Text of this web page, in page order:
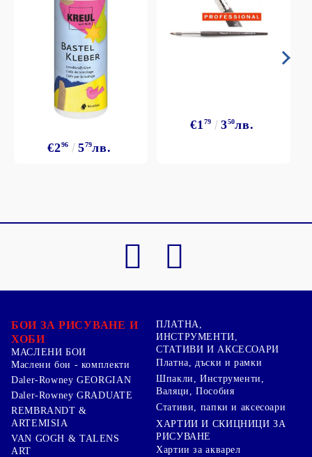
€296 579лв.
€1 79 350лв.
БОИ ЗА РИСУВАНЕ И
ХОБИ
МАСЛЕНИ БОИ
Маслени бои - комплекти
Daler-Rowney GEORGIAN
Daler-Rowney GRADUATE
REMBRANDT &
ARTEMISIA
VAN GOGH & TALENS
ART
ПЛАТНА,
ИНСТРУМЕНТИ,
СТАТИВИ И АКСЕСОАРИ
Платна, дъски и рамки
Шпакли, Инструменти,
Валяци, Пособия
Стативи, папки и аксесоари
ХАРТИИ И СКИЦНИЦИ ЗА
РИСУВАНЕ
Хартии за акварел